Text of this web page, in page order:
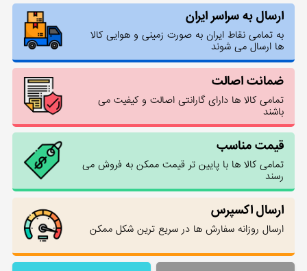
ارسال به سراسر ایران
به تمامی نقاط ایران به صورت زمینی و هوایی کالا
ها ارسال می شوند
ضمانت اصالت
تمامی کالا ها دارای گارانتی اصالت و کیفیت می
باشند
قیمت مناسب
تمامی کالا ها با پایین تر قیمت ممکن به فروش می
رسند
ارسال اکسپرس
ارسال روزانه سفارش ها در سریع ترین شکل ممکن